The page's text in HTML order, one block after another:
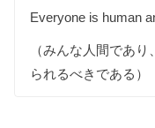
Everyone is human
（みんな人間であ
られるべきである）